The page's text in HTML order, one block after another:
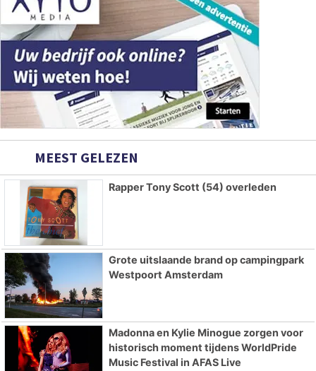
MEEST GELEZEN
Rapper Tony Scott (54) overleden
Grote uitslaande brand op campingpark
Westpoort Amsterdam
Madonna en Kylie Minogue zorgen voor
historisch moment tijdens WorldPride
Music Festival in AFAS Live